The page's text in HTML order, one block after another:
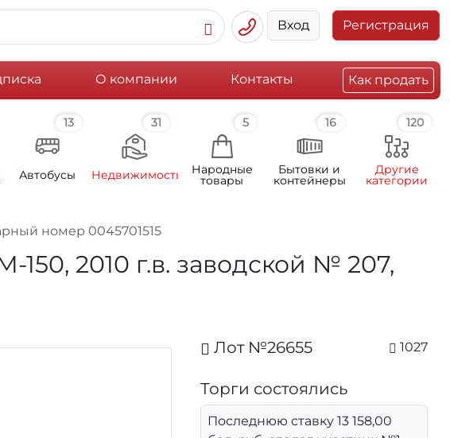
Вход Регистрация
О компании Контакты Как продать
13
Автобусы
31
Недвижимость
5
Народные
товары
16
Бытовки и
контейнеры
120
Другие
категории
номер 0045701515
2010 г.в. заводской № 207,
Лот №26655 1027
Торги состоялись
Последнюю ставку 13 158,00